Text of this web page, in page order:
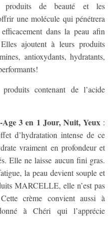
produits de beauté et les
une molécule qui pénétrera
dans la peau afin
ajoutent à leurs produits
antioxydants, hydratants,
contenant de l’acide
3 en 1 Jour, Nuit, Yeux:
d’hydratation intense de ce
vraiment en profondeur et
Elle ne laisse aucun fini gras.
la peau devient souple et
MARCELLE, elle n’est pas
crème convient aussi à
à Chéri qui l’apprécie